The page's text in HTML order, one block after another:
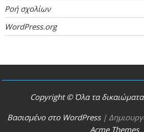
Ροή σχολίων
WordPress.org
Copyright © Όλα τα
Βασισμένο στο WordPress |
Acme Themes